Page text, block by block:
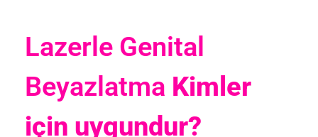
Lazerle Genital
Beyazlatma Kimler
için uygundur?